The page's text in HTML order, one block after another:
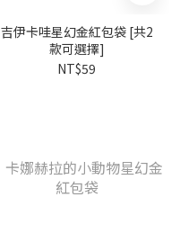
吉伊卡哇星幻金紅包袋 [共2
款可選擇]
NT$59